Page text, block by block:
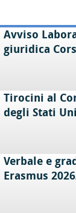
Avviso
giuridica
Tirocini al
degli Stati
Verbale e
Erasmus